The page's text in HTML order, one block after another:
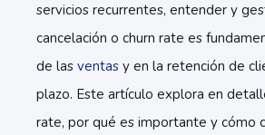
servicios recurrentes, entender y
cancelación o churn rate es
de las ventas y en la retención de
plazo. Este artículo explora en
rate, por qué es importante y cómo